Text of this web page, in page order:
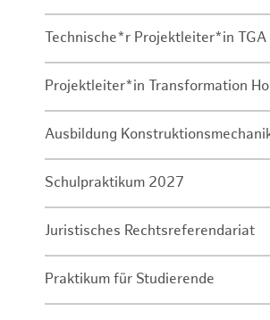
Technische*r Projektleiter*in
Projektleiter*in Transformation
Ausbildung
Schulpraktikum 2027
Juristisches Rechtsreferendariat
Praktikum für Studierende